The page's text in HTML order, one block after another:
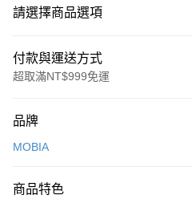
請選擇商品選項
付款與運送方式
超取滿NT$999免運
信用卡一次付款
Apple Pay
品牌
MOBIA
商品特色